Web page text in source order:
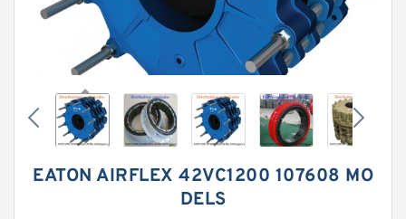
EATON AIRFLEX 42VC1200 107608 MO
DELS